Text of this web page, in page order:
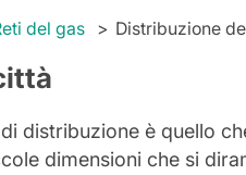
del gas Distribuzione
distribuzione è quello
dimensioni che si